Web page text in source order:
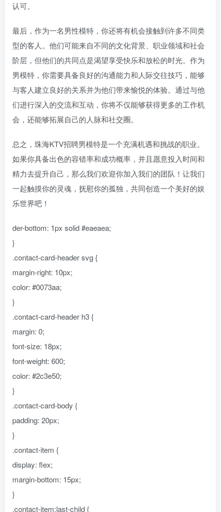
认可。
最后，作为一名男性模特，你还将有机会接触到许多不同类
型的客人。他们可能来自不同的文化背景、职业领域和社会
阶层，但他们的共同点是渴望享受快乐和放松的时光。作为
男模特，你需要具备良好的沟通能力和人际交往技巧，能够
与客人建立良好的关系并为他们带来愉悦的体验。通过与他
们进行深入的交流和互动，你将不仅能够获得更多的工作机
会，还能够拓展自己的人脉和社交圈。
总之，珠海KTV招聘男模特是一个充满机遇和挑战的职业。
如果你具备出色的容错率和成功概率，并且愿意投入时间和
精力去提升自己，那么我们欢迎你加入我们的团队！让我们
一起触摸你的灵魂，抚慰你的孤独，共同创造一个美好的娱
乐世界吧！
der-bottom: 1px solid #eaeaea;
}
.contact-card-header svg {
margin-right: 10px;
color: #0073aa;
}
.contact-card-header h3 {
margin: 0;
font-size: 18px;
font-weight: 600;
color: #2c3e50;
}
.contact-card-body {
padding: 20px;
}
.contact-item {
display: flex;
margin-bottom: 15px;
}
.contact-item:last-child {